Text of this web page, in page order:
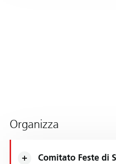
Organizza
Comitato Feste di